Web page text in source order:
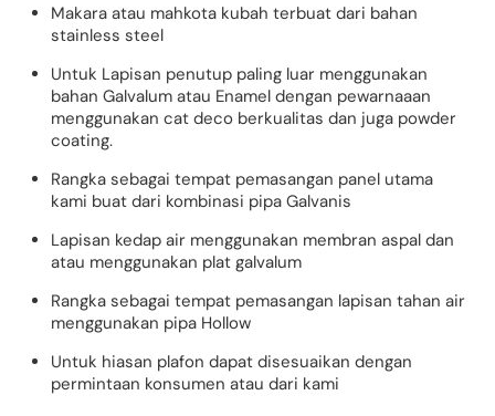
Makara atau mahkota kubah terbuat dari bahan
stainless steel
Untuk Lapisan penutup paling luar menggunakan
bahan Galvalum atau Enamel dengan pewarnaaan
menggunakan cat deco berkualitas dan juga powder
coating.
Rangka sebagai tempat pemasangan panel utama
kami buat dari kombinasi pipa Galvanis
Lapisan kedap air menggunakan membran aspal dan
atau menggunakan plat galvalum
Rangka sebagai tempat pemasangan lapisan tahan air
menggunakan pipa Hollow
Untuk hiasan plafon dapat disesuaikan dengan
permintaan konsumen atau dari kami